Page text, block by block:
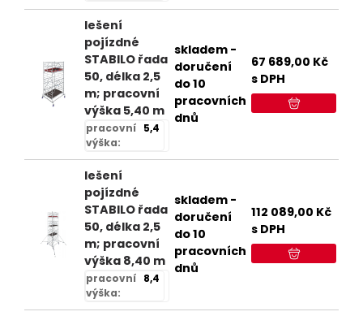
lešení
pojízdné
STABILO řada
50, délka 2,5
m; pracovní
výška 5,40 m
pracovní
výška:
5,4
skladem -
doručení
do 10
pracovních
dnů
67 689,00 Kč
s DPH
lešení
pojízdné
STABILO řada
50, délka 2,5
m; pracovní
výška 8,40 m
pracovní
výška:
8,4
skladem -
doručení
do 10
pracovních
dnů
112 089,00 Kč
s DPH